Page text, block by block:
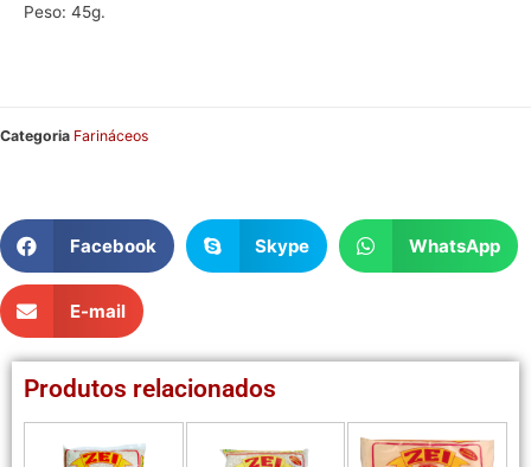
Peso: 45g.
Categoria Farináceos
Facebook Skype WhatsApp
E-mail
Produtos relacionados